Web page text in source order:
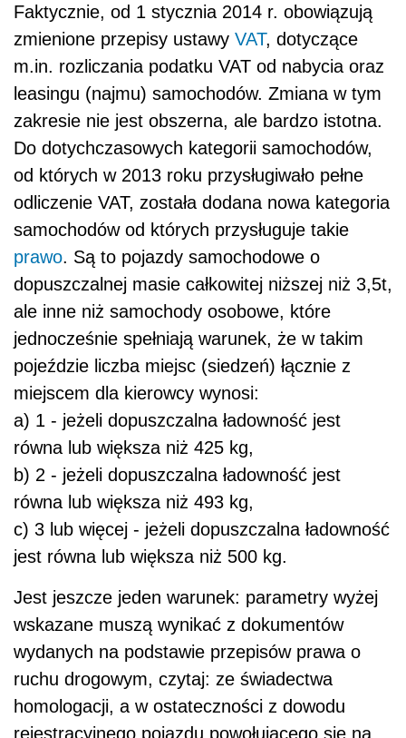
Faktycznie, od 1 stycznia 2014 r. obowiązują
zmienione przepisy ustawy VAT, dotyczące
m.in. rozliczania podatku VAT od nabycia oraz
leasingu (najmu) samochodów. Zmiana w tym
zakresie nie jest obszerna, ale bardzo istotna.
Do dotychczasowych kategorii samochodów,
od których w 2013 roku przysługiwało pełne
odliczenie VAT, została dodana nowa kategoria
samochodów od których przysługuje takie
prawo. Są to pojazdy samochodowe o
dopuszczalnej masie całkowitej niższej niż 3,5t,
ale inne niż samochody osobowe, które
jednocześnie spełniają warunek, że w takim
pojeździe liczba miejsc (siedzeń) łącznie z
miejscem dla kierowcy wynosi:
a) 1 - jeżeli dopuszczalna ładowność jest
równa lub większa niż 425 kg,
b) 2 - jeżeli dopuszczalna ładowność jest
równa lub większa niż 493 kg,
c) 3 lub więcej - jeżeli dopuszczalna ładowność
jest równa lub większa niż 500 kg.
Jest jeszcze jeden warunek: parametry wyżej
wskazane muszą wynikać z dokumentów
wydanych na podstawie przepisów prawa o
ruchu drogowym, czytaj: ze świadectwa
homologacji, a w ostateczności z dowodu
rejestracyjnego pojazdu powołującego się na